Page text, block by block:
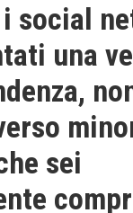
i social
una
sei